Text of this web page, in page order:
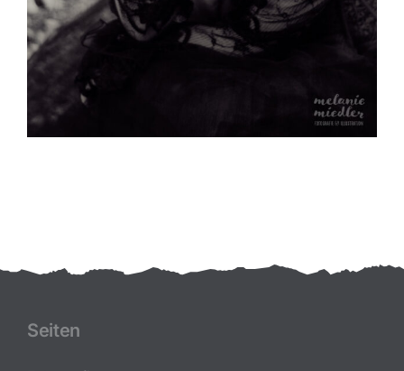
Seiten